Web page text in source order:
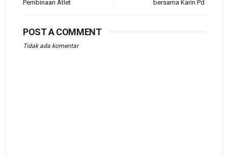
bersama Karin Pd
Pembinaan Atlet
POST A COMMENT
Tidak ada komentar